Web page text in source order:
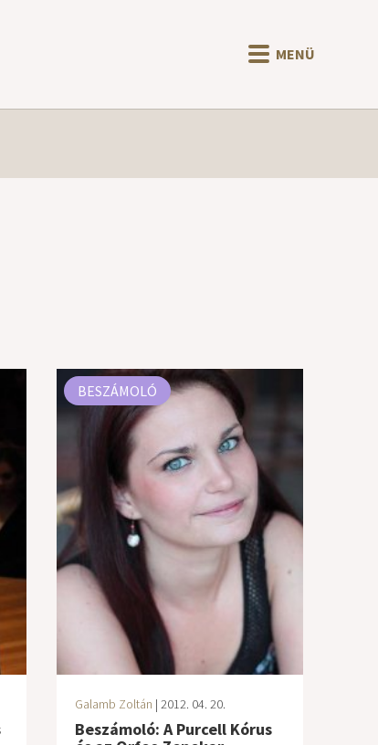
MENÜ
BESZÁMOLÓ
Galamb Zoltán | 2012. 04. 20.
Beszámoló: A Purcell Kórus